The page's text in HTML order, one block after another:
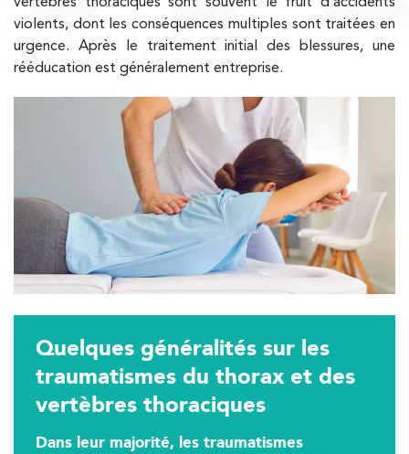
violents, dont les conséquences multiples sont traitées en
urgence. Après le traitement initial des blessures, une
rééducation est généralement entreprise.
Quelques généralités sur les
traumatismes du thorax et des
vertèbres thoraciques
Dans leur majorité, les traumatismes
Trouvez votre cabinet de
kinésithérapie IK
Entrez votre adresse afin de trouver le cabinet IK la plus
proche de chez vous :
Filtrer lescabinets avec balnéothérapie
IK Châtenay-Malabry – 92
380 Av. de la Division Leclerc 92290
Châtenay-Malabry
380 Av. de la Division Leclerc 92290 Châtenay-
01 43 50 05 24
Kinésithérapie